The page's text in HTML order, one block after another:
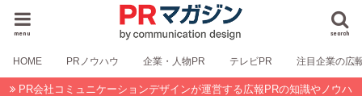
search
menu
HOME PRノウハウ 企業・人物PR テレビPR 注目企業の広
PR会社コミュニケーションデザインが運営する広報PRの知識やノウハ